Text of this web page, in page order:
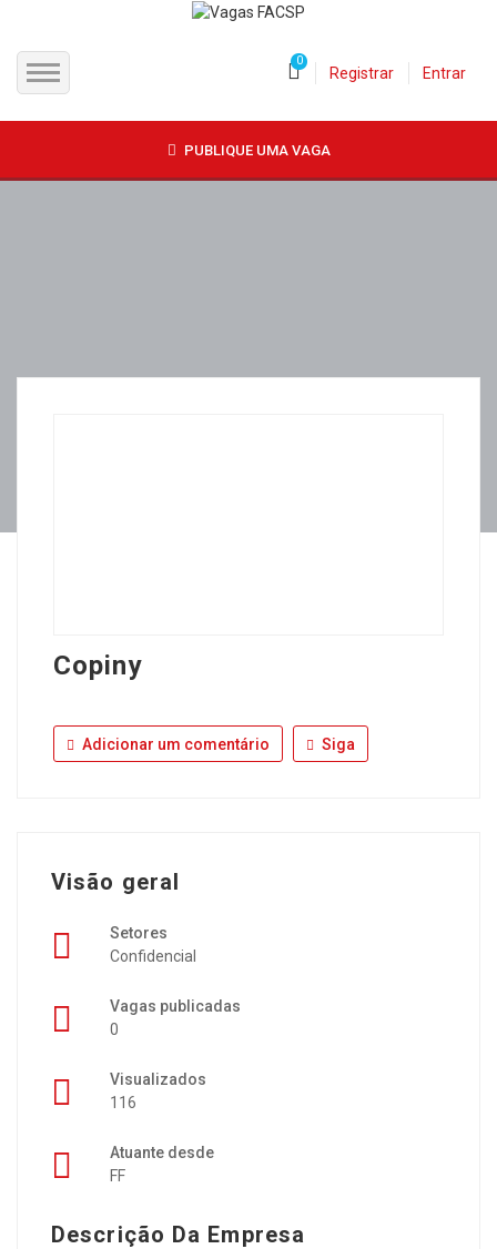
CANDIDATOS
0
Registrar Entrar
PUBLIQUE UMA VAGA
Copiny
Adicionar um comentário Siga
Visão geral
Setores
Confidencial
Vagas publicadas
0
Visualizados
116
Atuante desde
FF
Descrição Da Empresa